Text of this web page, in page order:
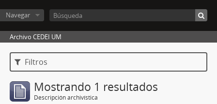
Navegar
Archivo CEDEI UM
Filtros
Mostrando 1 resultados
Descripción archivística